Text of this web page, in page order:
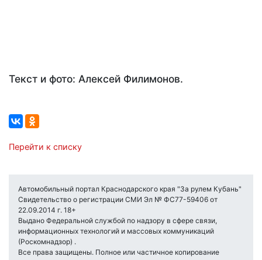
Текст и фото: Алексей Филимонов.
Перейти к списку
Автомобильный портал Краснодарского края "За рулем Кубань"
Свидетельство о регистрации СМИ Эл № ФС77-59406 от
22.09.2014 г. 18+
Выдано Федеральной службой по надзору в сфере связи,
информационных технологий и массовых коммуникаций
(Роскомнадзор) .
Все права защищены. Полное или частичное копирование